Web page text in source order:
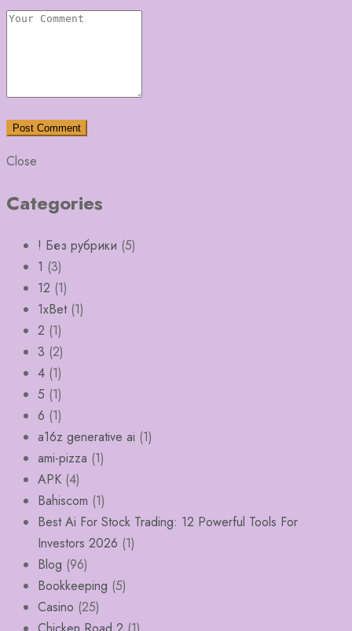
Close
Categories
! Без рубрики (5)
1 (3)
12 (1)
1xBet(1)
2 (1)
3 (2)
4 (1)
5 (1)
6 (1)
a16z generative ai (1)
ami-pizza (1)
APK (4)
Bahiscom (1)
Best Ai For Stock Trading: 12 Powerful Tools For
Investors 2026 (1)
Blog (96)
Bookkeeping (5)
Casino (25)